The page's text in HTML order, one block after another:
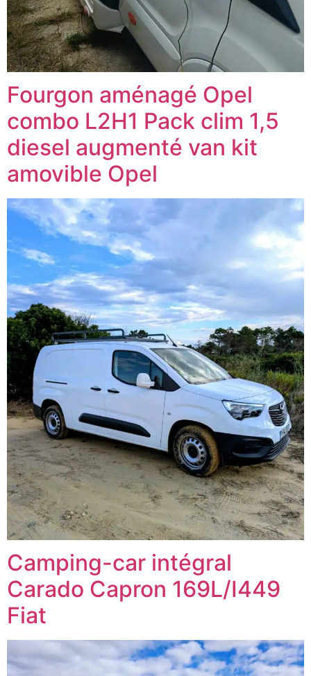
Fourgon aménagé Opel
combo L2H1 Pack clim 1,5
diesel augmenté van kit
amovible Opel
Camping-car intégral
Carado Capron 169L/I449
Fiat